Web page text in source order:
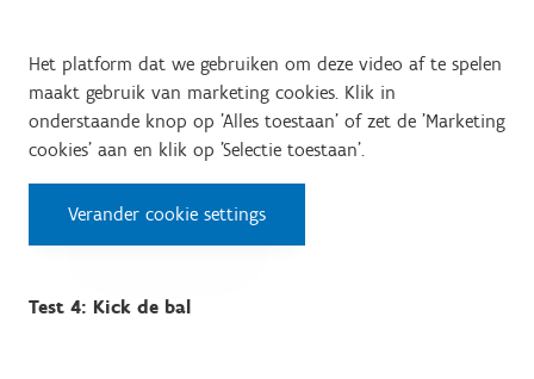
Het platform dat we gebruiken om deze video af te spelen
maakt gebruik van marketing cookies. Klik in
onderstaande knop op 'Alles toestaan' of zet de 'Marketing
cookies' aan en klik op 'Selectie toestaan'.
Verander cookie settings
Test 4: Kick de bal